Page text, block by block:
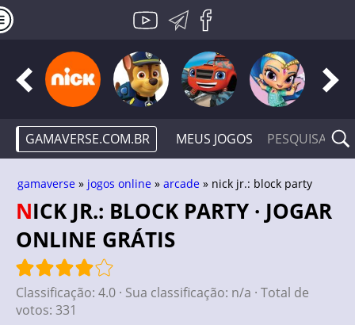
GAMAVERSE.COM.BR MEUS JOGOS
gamaverse » jogos online » arcade » nick jr.: block party
NICK JR.: BLOCK PARTY · JOGAR
ONLINE GRÁTIS
Classificação: 4.0 · Sua classificação: n/a · Total de
votos: 331